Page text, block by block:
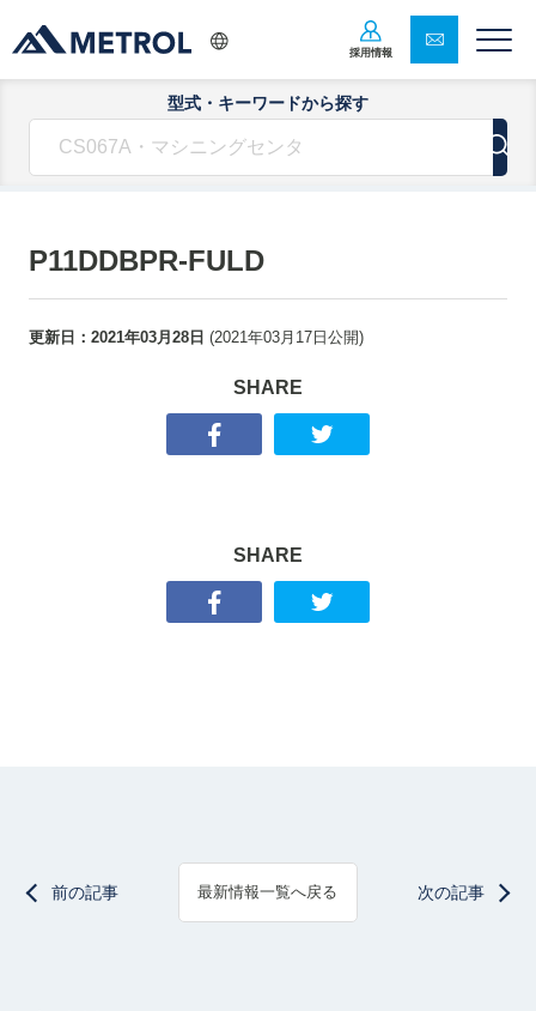
採用情報
型式・キーワードから探す
P11DDBPR-FULD
更新日： 2021年03月28日 (2021年03月17日 公開)
SHARE
SHARE
前の記事 最新情報一覧へ戻る 次の記事